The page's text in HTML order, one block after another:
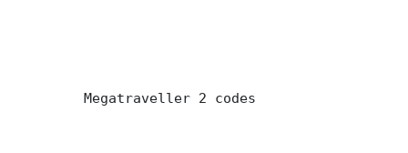
Megatraveller 2 codes